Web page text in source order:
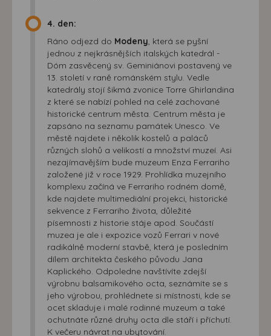
4. den:
Ráno odjezd do Modeny , která se pyšní
jednou z nejkrásnějších italských katedrál -
Dóm zasvěcený sv. Geminiánovi postavený ve
13. století v raně románském stylu. Vedle
katedrály stojí šikmá zvonice Torre Ghirlandina
z které se nabízí pohled na celé zachované
historické centrum města. Centrum města je
zapsáno na seznamu památek Unesco. Ve
městě najdete i několik kostelů a paláců
různých slohů a velikostí a množství muzeí. Asi
nezajímavějším bude muzeum Enza Ferrariho
založené již v roce 1929. Prohlídka muzejního
komplexu začíná ve Ferrariho rodném domě,
kde najdete multimediální projekci, historické
sekvence z Ferrariho života, důležité
písemnosti z historie stáje apod. Součástí
muzea je ale i expozice vozů Ferrari v nové
radikálně moderní stavbě, která je posledním
dílem architekta českého původu Jana
Kaplického. Odpoledne navštívíte zdejší
výrobnu balsamikového octa, seznámíte se s
jeho výrobou, prohlédnete si místnosti, kde se
ocet skladuje i malé rodinné muzeum a také
ochutnáte různé druhy octa dle stáří i příchutí.
K večeru návrat na ubytování.